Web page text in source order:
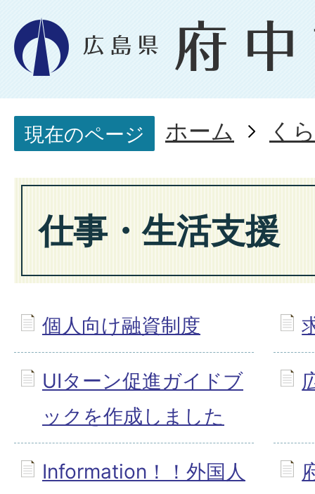
現在のページ ホーム く
仕事・生活支援
個人向け融資制度
UIターン促進ガイドブ
ックを作成しました
Information！！外国人